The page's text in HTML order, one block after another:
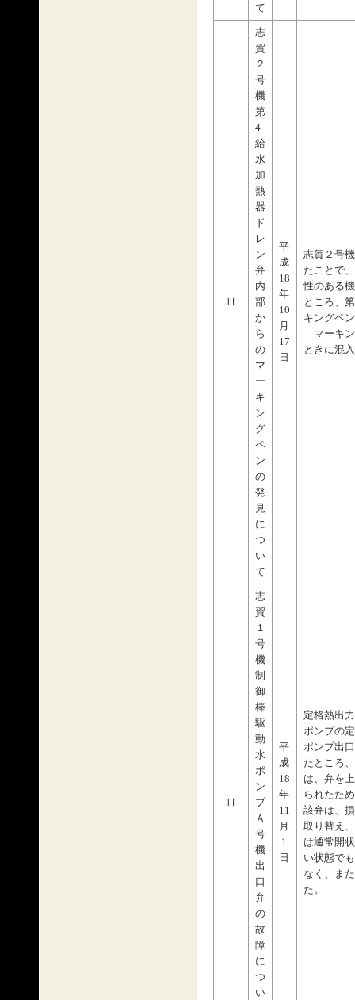
て
志
賀
２
号
機
第
4
給
水
加
熱
器
ド
レ
ン
弁
内
部
か
ら
の
マ
ー
キ
ン
グ
ペ
ン
の
発
見
に
つ
い
て
平
成
18
年
10
月
17
日
志賀２号
たことで
性のある
ところ、
キングペ
マーキン
ときに混
志
賀
１
号
機
制
御
棒
駆
動
水
ポ
ン
プ
Ａ
号
機
出
口
弁
の
故
障
に
つ
い
平
成
18
年
11
月
1
日
定格熱出
ポンプの
ポンプ出
たところ
は、弁を
られたた
該弁は、
取り替え
は通常開
い状態で
なく、ま
た。